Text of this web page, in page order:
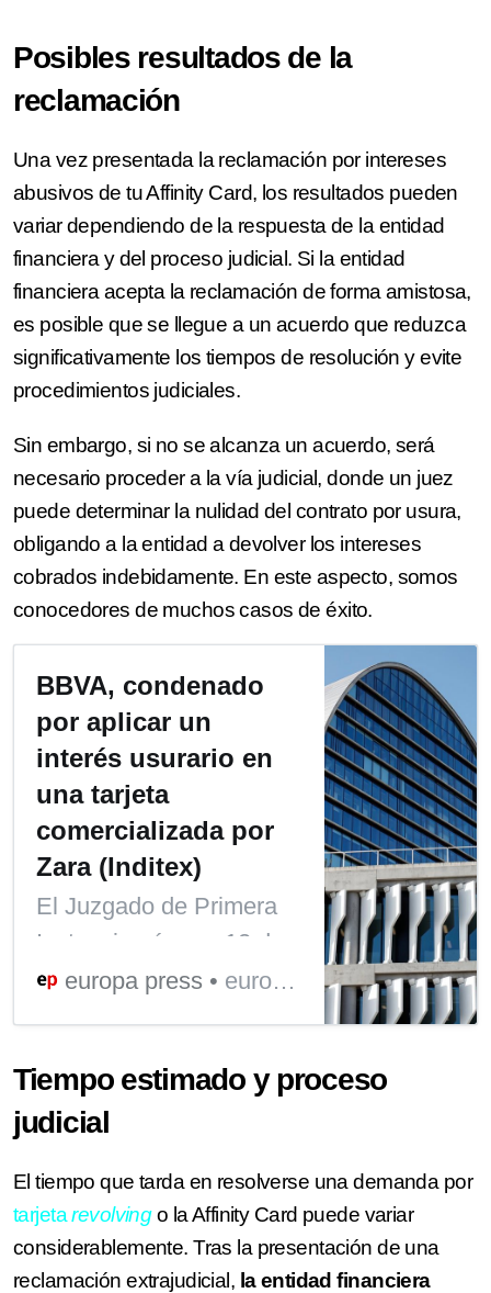
Posibles resultados de la
reclamación
Una vez presentada la reclamación por intereses
abusivos de tu Affinity Card, los resultados pueden
variar dependiendo de la respuesta de la entidad
financiera y del proceso judicial. Si la entidad
financiera acepta la reclamación de forma amistosa,
es posible que se llegue a un acuerdo que reduzca
significativamente los tiempos de resolución y evite
procedimientos judiciales.
Sin embargo, si no se alcanza un acuerdo, será
necesario proceder a la vía judicial, donde un juez
puede determinar la nulidad del contrato por usura,
obligando a la entidad a devolver los intereses
cobrados indebidamente. En este aspecto, somos
conocedores de muchos casos de éxito.
BBVA, condenado
por aplicar un
interés usurario en
una tarjeta
comercializada por
Zara (Inditex)
El Juzgado de Primera
Instancia número 12 de
Bilbao ha condenado a
europa press europa press
Tiempo estimado y proceso
judicial
El tiempo que tarda en resolverse una demanda por
tarjetarevolving o la Affinity Card puede variar
considerablemente. Tras la presentación de una
reclamación extrajudicial, la entidad financiera